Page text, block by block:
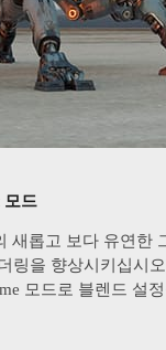
모드
새롭고 보다 유연한
링을 향상시키십시
모드로 블렌드 설